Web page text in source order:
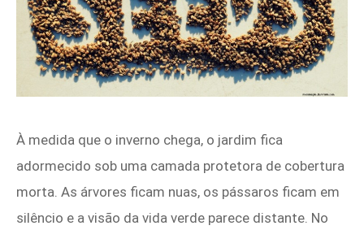
À medida que o inverno chega, o jardim fica
adormecido sob uma camada protetora de cobertura
morta. As árvores ficam nuas, os pássaros ficam em
silêncio e a visão da vida verde parece distante. No